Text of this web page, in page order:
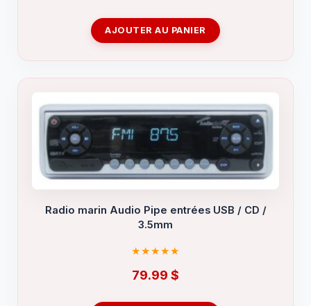
AJOUTER AU PANIER
Radio marin Audio Pipe entrées USB / CD /
3.5mm
79.99 $